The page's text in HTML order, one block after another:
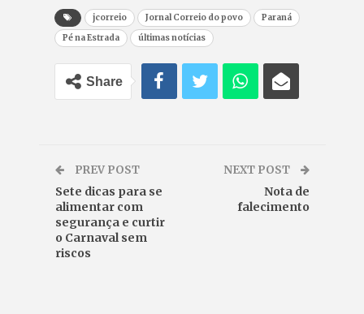
jcorreio Jornal Correio do povo
Paraná
Pé na Estrada
últimas notícias
Share
PREV POST
Sete dicas para se
alimentar com
segurança e curtir
o Carnaval sem
riscos
NEXT POST
Nota de
falecimento